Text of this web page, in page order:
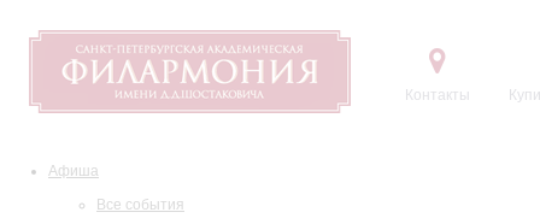
Контакты
Афиша
Все события